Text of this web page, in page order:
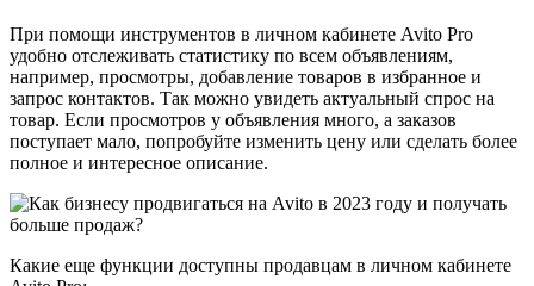
При помощи инструментов в личном кабинете Avito Pro
удобно отслеживать статистику по всем объявлениям,
например, просмотры, добавление товаров в избранное и
запрос контактов. Так можно увидеть актуальный спрос на
товар. Если просмотров у объявления много, а заказов
поступает мало, попробуйте изменить цену или сделать более
полное и интересное описание.
Какие еще функции доступны продавцам в личном кабинете